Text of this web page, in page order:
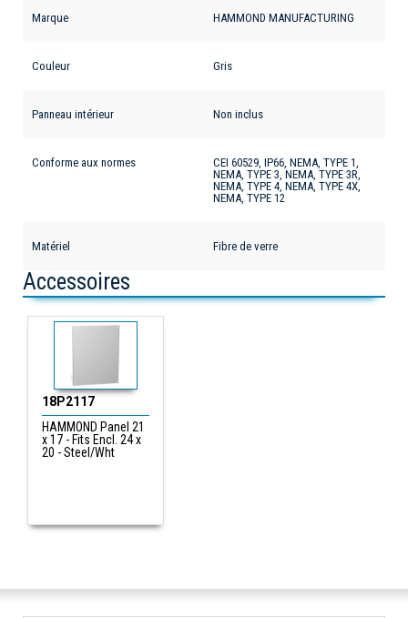
Marque HAMMOND MANUFACTURING
Couleur Gris
Panneau intérieur Non inclus
Conforme aux normes
CEI 60529, IP66, NEMA, TYPE 1,
NEMA, TYPE 3, NEMA, TYPE 3R,
NEMA, TYPE 4, NEMA, TYPE 4X,
NEMA, TYPE 12
Matériel Fibre de verre
Accessoires
18P2117
HAMMOND Panel 21
x 17 - Fits Encl. 24 x
20 - Steel/Wht